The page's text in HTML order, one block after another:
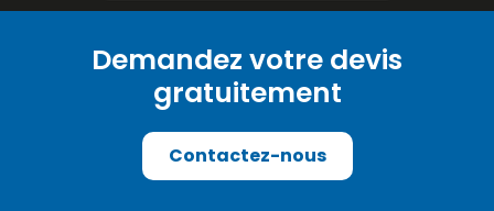
Demandez votre devis
gratuitement
Contactez-nous